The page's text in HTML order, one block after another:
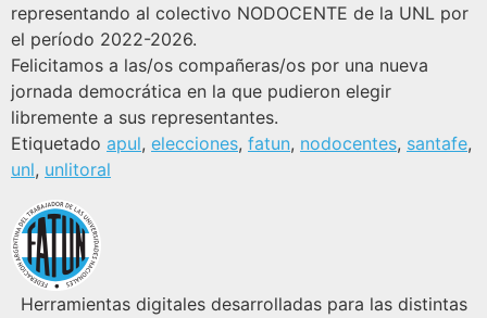
representando al colectivo NODOCENTE de la UNL por
el período 2022-2026.
Felicitamos a las/os compañeras/os por una nueva
jornada democrática en la que pudieron elegir
libremente a sus representantes.
Etiquetado apul, elecciones, fatun, nodocentes, santafe,
unl, unlitoral
Herramientas digitales desarrolladas para las distintas